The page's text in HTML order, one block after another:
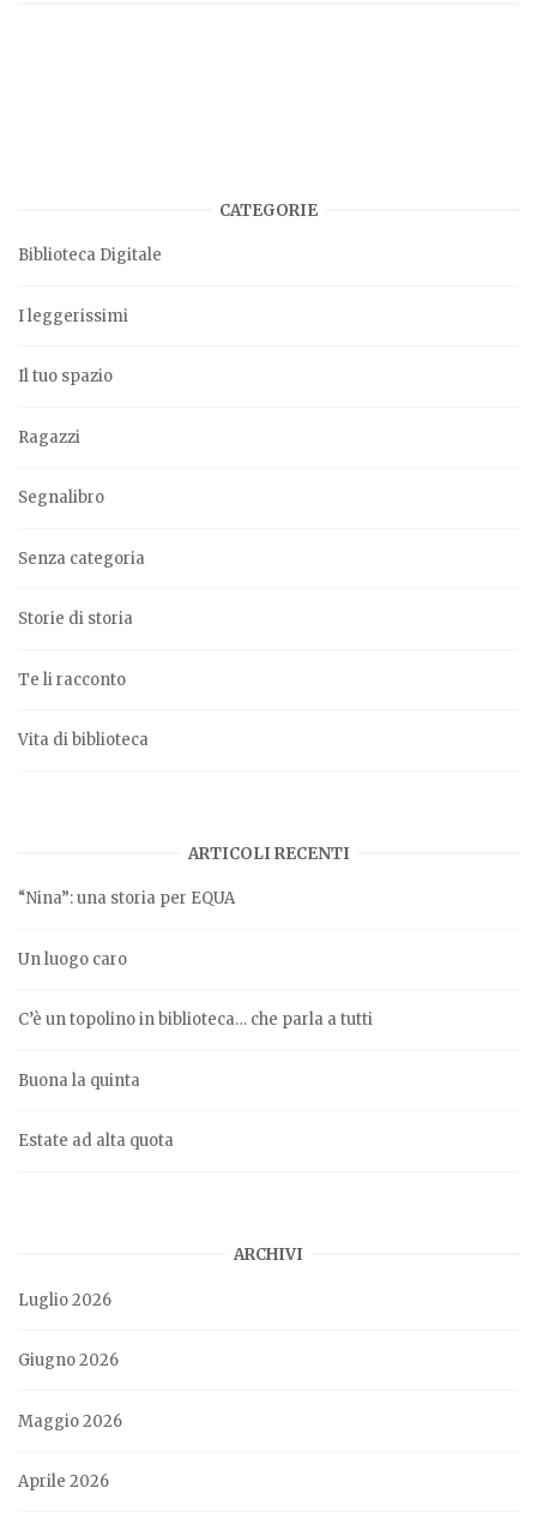
CATEGORIE
Biblioteca Digitale
I leggerissimi
Il tuo spazio
Ragazzi
Segnalibro
Senza categoria
Storie di storia
Te li racconto
Vita di biblioteca
ARTICOLI RECENTI
“Nina”: una storia per EQUA
Un luogo caro
C’è un topolino in biblioteca… che parla a tutti
Buona la quinta
Estate ad alta quota
ARCHIVI
Luglio 2026
Giugno 2026
Maggio 2026
Aprile 2026